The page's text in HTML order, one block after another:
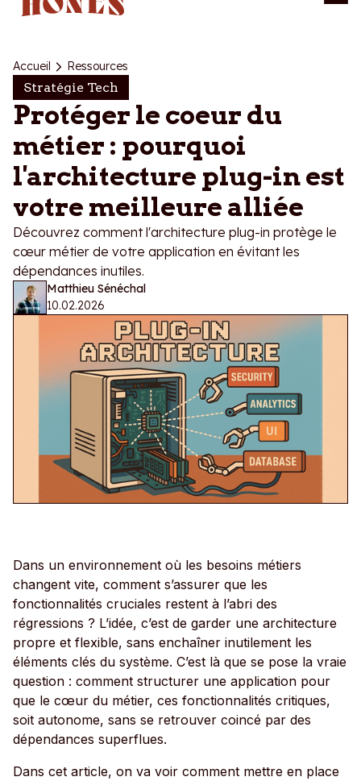
Accueil Ressources
Stratégie Tech
Protéger le coeur du
métier : pourquoi
l'architecture plug-in est
votre meilleure alliée
Découvrez comment l'architecture plug-in protège le
cœur métier de votre application en évitant les
dépendances inutiles.
Matthieu Sénéchal
10.02.2026
Dans un environnement où les besoins métiers
changent vite, comment s’assurer que les
fonctionnalités cruciales restent à l’abri des
régressions ? L’idée, c’est de garder une architecture
propre et flexible, sans enchaîner inutilement les
éléments clés du système. C’est là que se pose la vraie
question : comment structurer une application pour
que le cœur du métier, ces fonctionnalités critiques,
soit autonome, sans se retrouver coincé par des
dépendances superflues.
Dans cet article, on va voir comment mettre en place